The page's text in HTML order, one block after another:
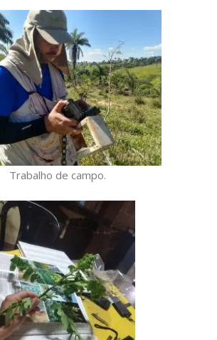
Trabalho de campo.